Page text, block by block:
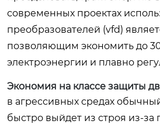
современных проектах
преобразователей (vfd)
позволяющим экономить до
электроэнергии и плавно
Экономия на классе защиты
в агрессивных средах
быстро выйдет из строя из-за